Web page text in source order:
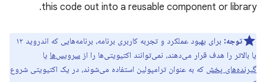
this code out into a reusable component or library.
توجه:
برای بهبود عملکرد و تجربه کاربری برنامه، برنامه‌هایی که اندروید ۱۲
یا بالاتر را هدف قرار می‌دهند، نمی‌توانند اکتیویتی‌ها را از سرویس‌ها یا
گیرنده‌های پخش که به عنوان ترامپولین استفاده می‌شوند، در یک اکتیویتی شروع